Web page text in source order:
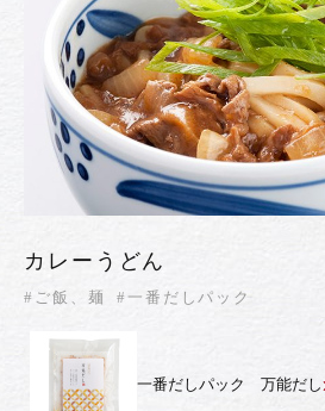
カレーうどん
#ご飯、麺 #一番だしパック
一番だしパック 万能だし